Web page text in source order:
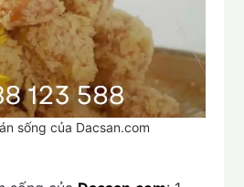
sống của Dacsan.com